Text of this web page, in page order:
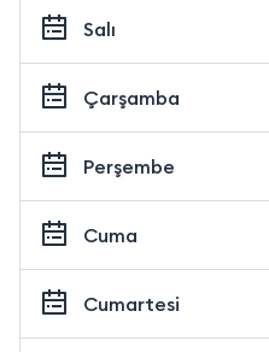
Salı
Çarşamba
Perşembe
Cuma
Cumartesi